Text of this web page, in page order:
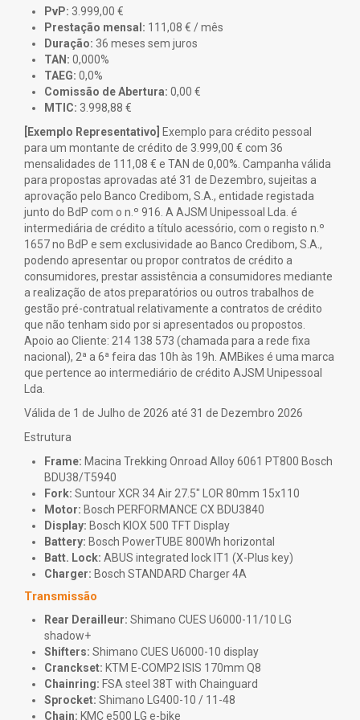
QUADROS GRAVEL 2026
CAPACETES KTM
CAPACETES 100%
CAPACETES ESSEN
GPS E EQUIPAMENTO ELETRÓNICO
GARMIN
MAGENE
OCULOS
OCULOS MASSI
OCULOS SUOMY
OCULOS KTM
OCULOS 100%
PUNHOS E FITAS DE GUIADOR
PUNHOS TAG SECTION
PUNHOS ESIGRIPS
FITAS DE GUIADOR
PUNHOS KTM
PUNHOS TAG T1 BRAAP
VESTUÁRIO
CALÇÕES E CALÇAS
JERSEYS
LUVAS
IMPERMEÁVEIS
INTERIOR
MEIAS
ACESSÓRIOS TEXTIL
BLUSÕES
PEDAIS
SHIMANO
ELTIN
LOOK
CRANKBROTHERS
MAGPED
CALÇADO
MONTANHA
ESTRADA
BOLSAS E BAGAGENS
LUZES
CADEADOS
CAMPANHAS
EDIÇÃO LIMITADA 1964
CAMPANHA CARBON UPGRADE
PORTA-BICICLETAS E ARRUMAÇÃO
TREEFROG
ARRUMAÇÃO
OUTROS ACESSÓRIOS
ACESSÓRIOS CRIANÇAS
USADOS
LUBRIFICANTES, LIMPEZA E ANTIFURO
ANTIFURO
LIMPEZA
LUBRIFICANTES
BICICLETAS
MONTANHA ALUMÍNIO
ESTRADA
MONTANHA CARBONO
GRAVEL
MOBILIDADE
PvP: 3.999,00 €
Prestação mensal: 111,08 € / mês
Duração: 36 meses sem juros
TAN: 0,000%
TAEG: 0,0%
Comissão de Abertura: 0,00 €
MTIC: 3.998,88 €
[Exemplo Representativo]
Exemplo para crédito pessoal
para um montante de crédito de 3.999,00 € com 36
mensalidades de 111,08 € e TAN de 0,00%. Campanha válida
para propostas aprovadas até 31 de Dezembro, sujeitas a
aprovação pelo Banco Credibom, S.A., entidade registada
junto do BdP com o n.º 916. A AJSM Unipessoal Lda. é
intermediária de crédito a título acessório, com o registo n.º
1657 no BdP e sem exclusividade ao Banco Credibom, S.A.,
podendo apresentar ou propor contratos de crédito a
consumidores, prestar assistência a consumidores mediante
a realização de atos preparatórios ou outros trabalhos de
gestão pré-contratual relativamente a contratos de crédito
que não tenham sido por si apresentados ou propostos.
Apoio ao Cliente: 214 138 573 (chamada para a rede fixa
nacional), 2ª a 6ª feira das 10h às 19h. AMBikes é uma marca
que pertence ao intermediário de crédito AJSM Unipessoal
Lda.
Válida de 1 de Julho de 2026 até 31 de Dezembro 2026
Estrutura
Frame: Macina Trekking Onroad Alloy 6061 PT800 Bosch
BDU38/T5940
Fork: Suntour XCR 34 Air 27.5" LOR 80mm 15x110
Motor: Bosch PERFORMANCE CX BDU3840
Display: Bosch KIOX 500 TFT Display
Battery: Bosch PowerTUBE 800Wh horizontal
Batt. Lock: ABUS integrated lock IT1 (X-Plus key)
Charger: Bosch STANDARD Charger 4A
Transmissão
Rear Derailleur: Shimano CUES U6000-11/10 LG
shadow+
Shifters: Shimano CUES U6000-10 display
Cranckset: KTM E-COMP2 ISIS 170mm Q8
Chainring: FSA steel 38T with Chainguard
Sprocket: Shimano LG400-10 / 11-48
Chain: KMC e500 LG e-bike